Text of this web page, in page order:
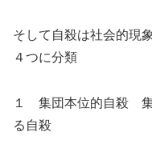
そして自殺は社会的現
４つに分類
１ 集団本位的自殺 集
る自殺